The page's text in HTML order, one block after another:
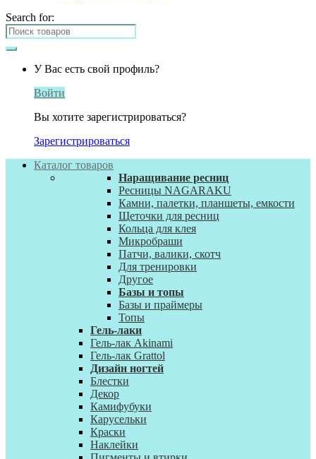
Search for:
У Вас есть свой профиль?
Войти
Вы хотите зарегистрироваться?
Зарегистрироваться
Каталог товаров
Наращивание ресниц
Ресницы NAGARAKU
Камни, палетки, планшеты, емкости
Щеточки для ресниц
Кольца для клея
Микробраши
Патчи, валики, скотч
Для тренировки
Другое
Базы и топы
Базы и праймеры
Топы
Гель-лаки
Гель-лак Akinami
Гель-лак Grattol
Дизайн ногтей
Блестки
Декор
Камифубуки
Карусельки
Краски
Наклейки